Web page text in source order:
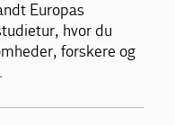
Europas
hvor du
forskere og